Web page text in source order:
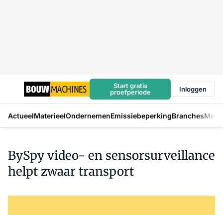
Start gratis
proefperiode
Inloggen
ActueelMaterieelOndernemenEmissiebeperkingBranches
BySpy video- en sensorsurveillance
helpt zwaar transport